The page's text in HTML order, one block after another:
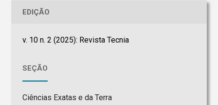
EDIÇÃO
v. 10 n. 2 (2025): Revista Tecnia
SEÇÃO
Ciências Exatas e da Terra